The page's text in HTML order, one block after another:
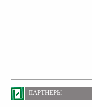
ПАРТНЕРЫ